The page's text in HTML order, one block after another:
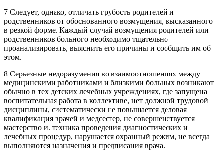
7 Следует, однако, отличать грубость родителей и
родственников от обоснованного возмущения, высказанного
в резкой форме. Каждый случай возмущения родителей или
родственников больного необходимо тщательно
проанализировать, выяснить его причины и сообщить им об
этом.
8 Серьезные недоразумения во взаимоотношениях между
медицинскими работниками и близкими больных возникают
обычно в тех детских лечебных учреждениях, где запущена
воспитательная работа в коллективе, нет должной трудовой
дисциплины, систематически не повышается деловая
квалификация врачей и медсестер, не совершенствуется
мастерство и. техника проведения диагностических и
лечебных процедур, нарушается охранный режим, не всегда
выполняются назначения и предписания врача.